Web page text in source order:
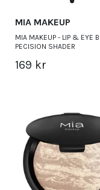
MIA MAKEUP
MIA MAKEUP - LIP & EYE
PECISION SHADER
169 kr